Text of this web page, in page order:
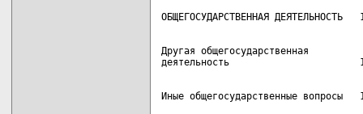
Другая общегосударственная